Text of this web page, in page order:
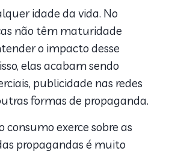
idade da vida. No
não têm maturidade
o impacto desse
elas acabam sendo
publicidade nas redes
formas de propaganda.
consumo exerce sobre as
propagandas é muito